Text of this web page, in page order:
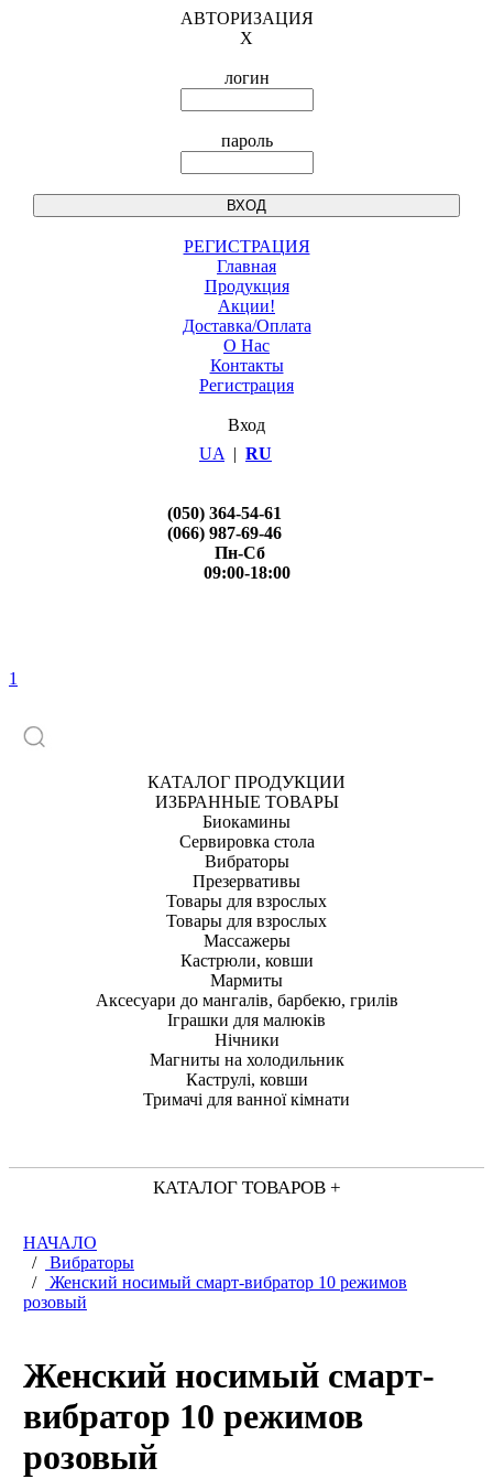
АВТОРИЗАЦИЯ
X
логин
пароль
РЕГИСТРАЦИЯ
Главная
Продукция
Акции!
Доставка/Оплата
О Нас
Контакты
Регистрация
Вход
UA | RU
(050) 364-54-61
(066) 987-69-46
Пн-Сб
09:00-18:00
1
КАТАЛОГ ПРОДУКЦИИ
ИЗБРАННЫЕ ТОВАРЫ
Биокамины
Сервировка стола
Вибраторы
Презервативы
Товары для взрослых
Товары для взрослых
Массажеры
Кастрюли, ковши
Мармиты
Аксесуари до мангалів, барбекю, грилів
Іграшки для малюків
Нічники
Магниты на холодильник
Каструлі, ковши
Тримачі для ванної кімнати
КАТАЛОГ ТОВАРОВ +
НАЧАЛО
/
Вибраторы
/
Женский носимый смарт-вибратор 10 режимов
розовый
Женский носимый смарт-
вибратор 10 режимов
розовый